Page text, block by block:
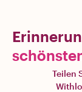
Teilen